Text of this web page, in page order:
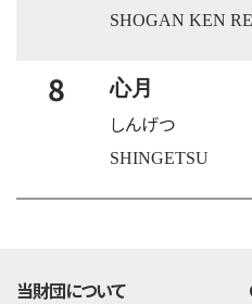
SHOGAN KEN
8 心月
しんげつ
SHINGETSU
当財団について